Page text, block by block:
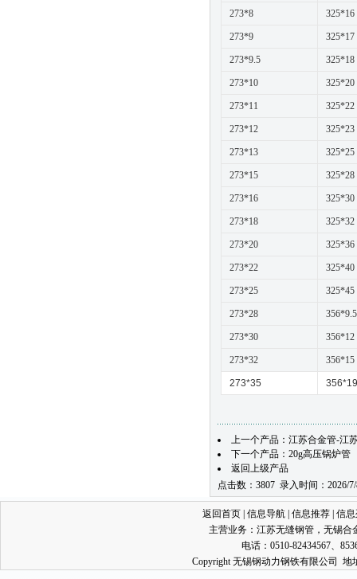
273*8 325*16
273*9 325*17
273*9.5 325*18
273*10 325*20
273*11 325*22
273*12 325*23
273*13 325*25
273*15 325*28
273*16 325*30
273*18 325*32
273*20 325*36
273*22 325*40
273*25 325*45
273*28 356*9.5
273*30 356*12
273*32 356*15
273*35 356*19
上一个产品： 江苏合金管-江
下一个产品： 20g高压锅炉管
返回上级产品
点击数：3807 录入时间：2026/
返回首页 信息导航 信息推荐 信
主营业务： 江苏无缝钢管 ， 无锡合
电话：0510-82434567、
Copyright 无锡钢动力钢铁有限公司